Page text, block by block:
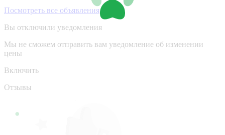
Посмотреть все объявления
Вы отключили уведомления
Мы не сможем отправить вам уведомление об изменении
цены
Включить
Отзывы